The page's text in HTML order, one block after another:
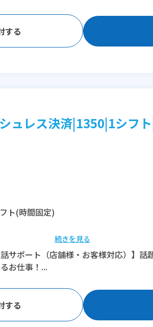
ュレス決済|1350|1シフ
ト(時間固定)
続きを見る
サポート（店舗様・お客様対応）】話
お仕事！...